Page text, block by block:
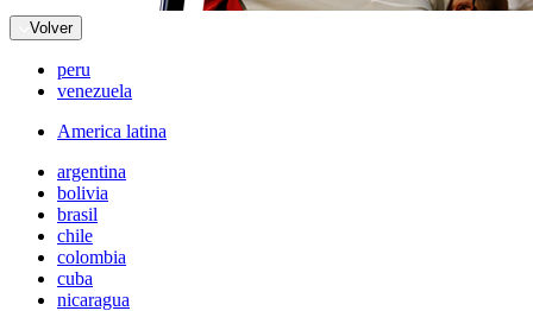
Volver
peru
venezuela
America latina
argentina
bolivia
brasil
chile
colombia
cuba
nicaragua